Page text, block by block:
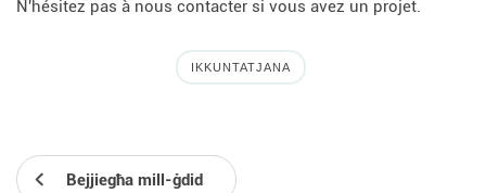
N'hésitez pas à nous contacter si vous avez un projet.
IKKUNTATJANA
Bejjiegħa mill-ġdid